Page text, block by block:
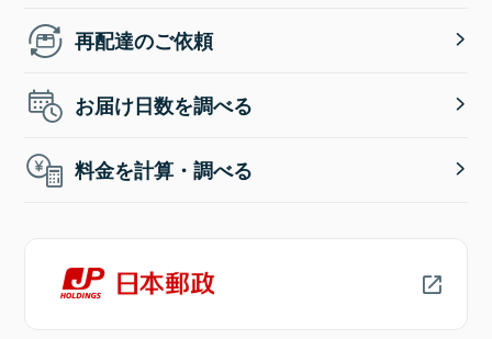
再配達のご依頼
お届け日数を調べる
料金を計算・調べる